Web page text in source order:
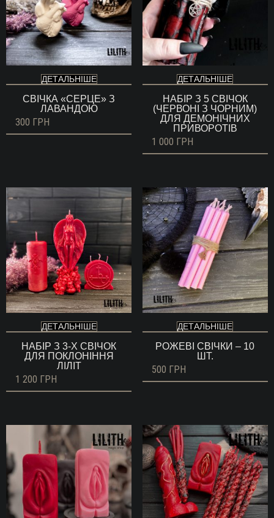
ДЕТАЛЬНІШЕ
СВІЧКА «СЕРЦЕ» З
ЛАВАНДОЮ
300 ГРН
ДЕТАЛЬНІШЕ
НАБІР З 5 СВІЧОК
(ЧЕРВОНІ З ЧОРНИМ)
ДЛЯ ДЕМОНІЧНИХ
ПРИВОРОТІВ
1 000 ГРН
ДЕТАЛЬНІШЕ
НАБІР З 3-Х СВІЧОК
ДЛЯ ПОКЛОНІННЯ
ЛІЛІТ
1 200 ГРН
ДЕТАЛЬНІШЕ
РОЖЕВІ СВІЧКИ – 10
ШТ.
500 ГРН